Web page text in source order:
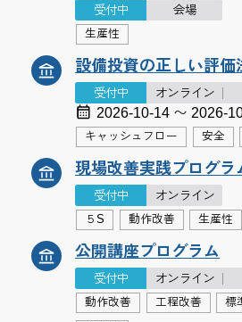
受付中 会場
生産性
設備投資の正しい評価
受付中 オンライン
2026-10-14 〜 2026-
キャッシュフロー 安全
現場改善実践プログラ
受付中
オンライン
５S
動作改善 生産性
公開講座プログラム
受付中 オンライン
動作改善
工程改善 標